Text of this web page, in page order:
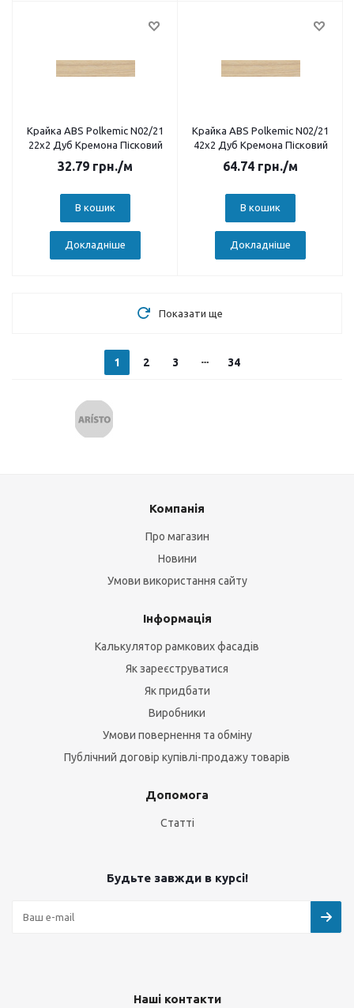
Крайка ABS Polkemic N02/21
22х2 Дуб Кремона Пісковий
32.79 грн./м
В кошик
Докладніше
Крайка ABS Polkemic N02/21
42х2 Дуб Кремона Пісковий
64.74 грн./м
В кошик
Докладніше
Показати ще
1 2 3 34
Компанія
Про магазин
Новини
Умови використання сайту
Інформація
Калькулятор рамкових фасадів
Як зареєструватися
Як придбати
Виробники
Умови повернення та обміну
Публічний договір купівлі-продажу товарів
Допомога
Статті
Будьте завжди в курсі!
Наші контакти